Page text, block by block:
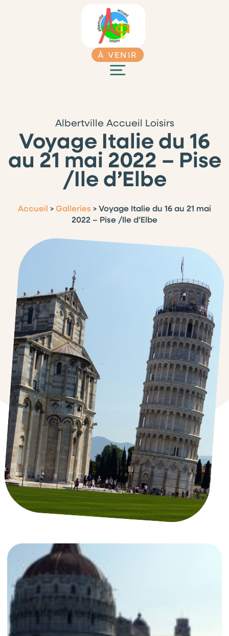
À VENIR
Albertville Accueil Loisirs
Voyage Italie du 16
au 21 mai 2022 – Pise
/Ile d’Elbe
Accueil >Galleries >Voyage Italie du 16 au 21 mai
2022 – Pise /Ile d’Elbe